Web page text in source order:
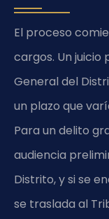
El proceso
cargos. Un juicio
General del
un plazo que
Para un delito
audiencia
Distrito, y si se
se traslada al